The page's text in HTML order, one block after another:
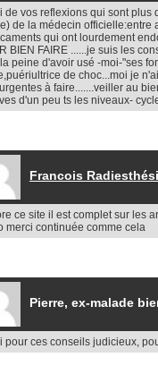
de vos reflexions qui sont
de la médecin officielle:entre
qui ont lourdement
BIEN FAIRE ......je suis les
peine d'avoir usé -moi-"ses
de choc...moi je
à faire.......veiller au
d'un peu ts les niveaux-
Francois
ce site il est complet sur les
merci continuée comme cela
Pierre, ex-malade
pour ces conseils judicieux,